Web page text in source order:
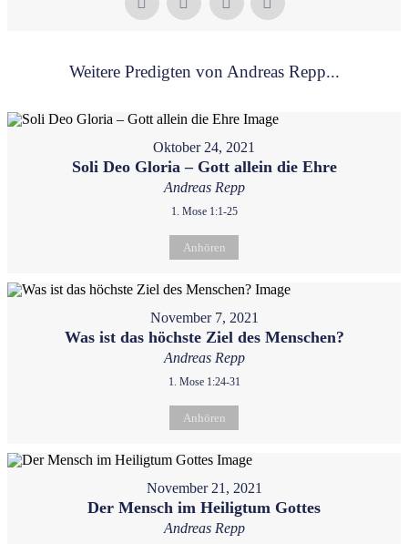
Weitere Predigten von Andreas Repp...
Oktober 24, 2021
Soli Deo Gloria – Gott allein die Ehre
Andreas Repp
1. Mose 1:1-25
Anhören
November 7, 2021
Was ist das höchste Ziel des Menschen?
Andreas Repp
1. Mose 1:24-31
Anhören
November 21, 2021
Der Mensch im Heiligtum Gottes
Andreas Repp